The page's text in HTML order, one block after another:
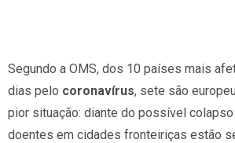
Segundo a OMS, dos 10 países mais
dias pelo coronavírus, sete são
pior situação: diante do possível
doentes em cidades fronteiriças estão